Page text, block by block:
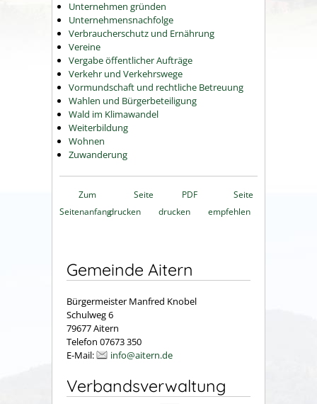
Unternehmen gründen
Unternehmensnachfolge
Verbraucherschutz und Ernährung
Vereine
Vergabe öffentlicher Aufträge
Verkehr und Verkehrswege
Vormundschaft und rechtliche Betreuung
Wahlen und Bürgerbeteiligung
Wald im Klimawandel
Weiterbildung
Wohnen
Zuwanderung
Zum
Seitenanfang
Seite
drucken
PDF
drucken
Seite
empfehlen
Gemeinde Aitern
Bürgermeister Manfred Knobel
Schulweg 6
79677 Aitern
Telefon 07673 350
E-Mail:
info@aitern.de
Verbandsverwaltung